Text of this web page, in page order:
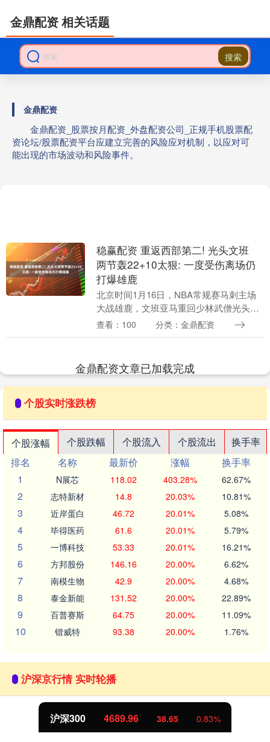
搜索
金鼎配资
金鼎配资_股票按月配资_外盘配资公司_正规手机股票配
资论坛/股票配资平台应建立完善的风险应对机制，以应对可
能出现的市场波动和风险事件。
金鼎配资 相关话题
稳赢配资 重返西部第二! 光头文班
两节轰22+10太狠: 一度受伤离场仍
打爆雄鹿
北京时间1月16日，NBA常规赛马刺主场
大战雄鹿，文班亚马重回少林武僧光头模
式稳赢配资，以光头造型亮相NBA赛场，
查看：100 分类：金鼎配资
金鼎配资文章已加载完成
个股实时涨跌榜
个股涨幅 个股跌幅 个股流入 个股流出
换手率
排名
名称 最新价 涨幅
换手率
1
N展芯 118.02 403.28% 62.67%
2 志特新材 14.8 20.03% 10.81%
3 近岸蛋白 46.72 20.01% 5.08%
4 毕得医药 61.6 20.01% 5.79%
5 一博科技 53.33 20.01% 16.21%
6 方邦股份 146.16 20.00% 6.62%
7 南模生物 42.9 20.00% 4.68%
8 泰金新能 131.52 20.00% 22.89%
9 百普赛斯 64.75 20.00% 11.09%
10 锴威特 93.38 20.00% 1.76%
沪深京行情 实时轮播
沪深300 4689.96 38.65 0.83%